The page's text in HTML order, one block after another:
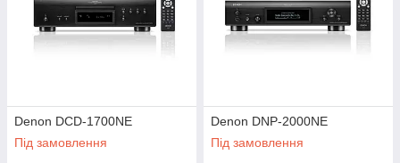
Denon DCD-1700NE
Під замовлення
Denon DNP-2000NE
Під замовлення